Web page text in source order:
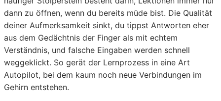
dann zu öffnen, wenn du bereits müde bist. Die Qualität
deiner Aufmerksamkeit sinkt, du tippst Antworten eher
aus dem Gedächtnis der Finger als mit echtem
Verständnis, und falsche Eingaben werden schnell
weggeklickt. So gerät der Lernprozess in eine Art
Autopilot, bei dem kaum noch neue Verbindungen im
Gehirn entstehen.